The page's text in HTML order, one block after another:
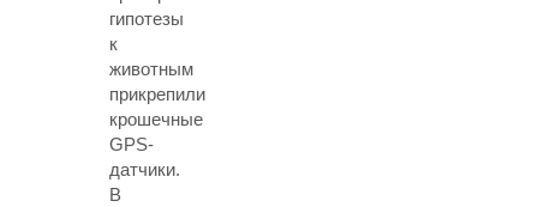
гипотезы
к
животным
прикрепили
крошечные
GPS-
датчики.
В